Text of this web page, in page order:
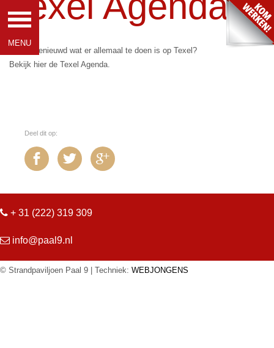
Ben je benieuwd wat er allemaal te doen is op Texel?
Bekijk hier de Texel Agenda.
Deel dit op:
+ 31 (222) 319 309
info@paal9.nl
© Strandpaviljoen Paal 9 | Techniek: WEBJONGENS